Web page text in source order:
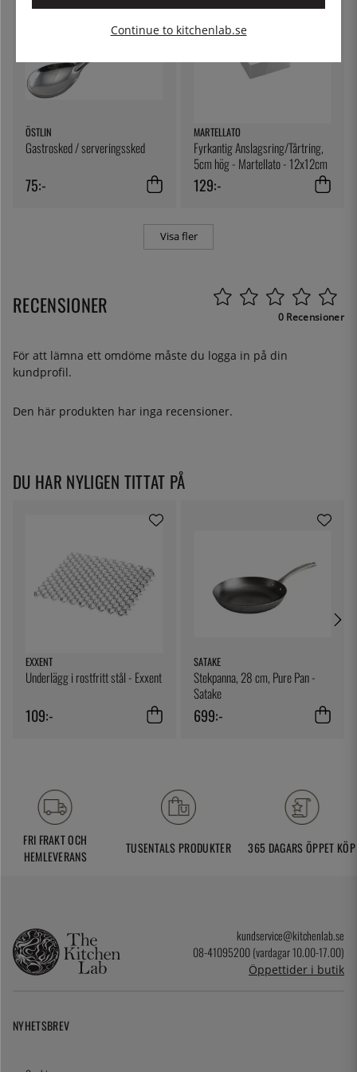
ÖSTLIN
Gastrosked / serveringssked
75:-
MARTELLATO
Fyrkantig Anslagsring/Tårtring,
5cm hög - Martellato - 12x12cm
129:-
Visa fler
RECENSIONER 0 Recensioner
För att lämna ett omdöme måste du logga in på din
kundprofil.
Den här produkten har inga recensioner.
DU HAR NYLIGEN TITTAT PÅ
EXXENT
Underlägg i rostfritt stål - Exxent
109:-
SATAKE
Stekpanna, 28 cm, Pure Pan -
Satake
699:-
FRI FRAKT OCH
HEMLEVERANS
TUSENTALS PRODUKTER 365 DAGARS ÖPPET KÖP
kundservice@kitchenlab.se
08-41095200 (vardagar 10.00-17.00)
Öppettider i butik
NYHETSBREV
Continue to kitchenlab.se